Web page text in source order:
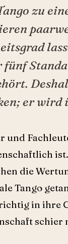
zu
fünf
er wird
und
die
Tango
in ihre